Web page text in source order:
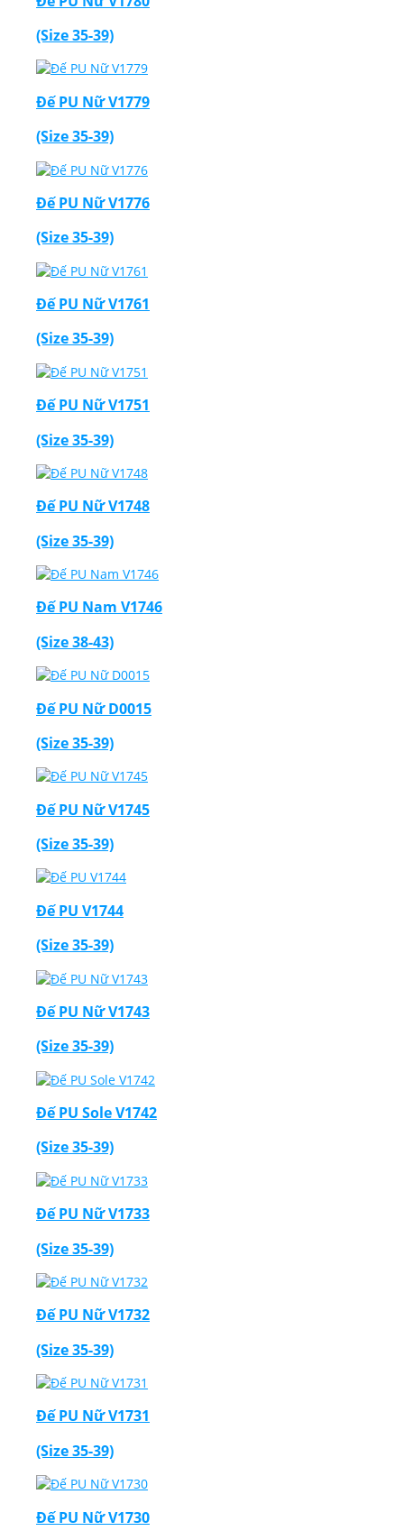
(Size 35-39)
Đế PU Nữ V1779
(Size 35-39)
Đế PU Nữ V1776
(Size 35-39)
Đế PU Nữ V1761
(Size 35-39)
Đế PU Nữ V1751
(Size 35-39)
Đế PU Nữ V1748
(Size 35-39)
Đế PU Nam V1746
(Size 38-43)
Đế PU Nữ D0015
(Size 35-39)
Đế PU Nữ V1745
(Size 35-39)
Đế PU V1744
(Size 35-39)
Đế PU Nữ V1743
(Size 35-39)
Đế PU Sole V1742
(Size 35-39)
Đế PU Nữ V1733
(Size 35-39)
Đế PU Nữ V1732
(Size 35-39)
Đế PU Nữ V1731
(Size 35-39)
Đế PU Nữ V1730